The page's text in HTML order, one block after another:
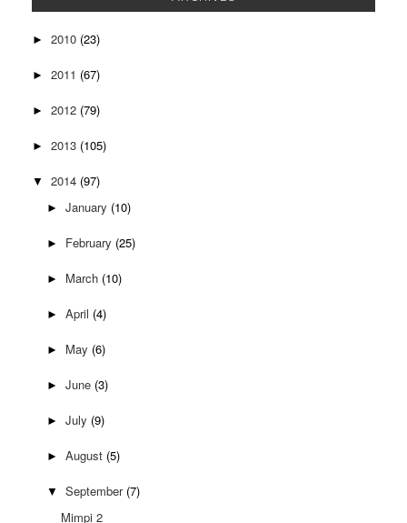
► 2010 (23)
► 2011 (67)
► 2012 (79)
► 2013 (105)
▼ 2014 (97)
► January (10)
► February (25)
► March (10)
► April (4)
► May (6)
► June (3)
► July (9)
► August (5)
▼ September (7)
Mimpi 2